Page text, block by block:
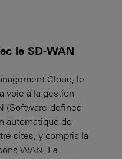
le SD-WAN
Cloud, le
voie à la gestion
(Software-defined
automatique de
sites, y compris la
WAN. La